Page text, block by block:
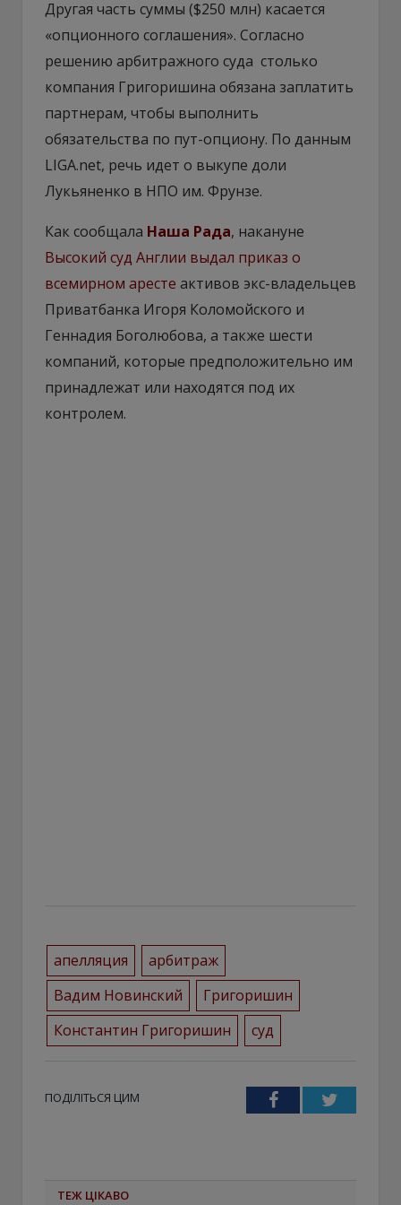
Другая часть суммы ($250 млн) касается
«опционного соглашения». Согласно
решению арбитражного суда столько
компания Григоришина обязана заплатить
партнерам, чтобы выполнить
обязательства по пут-опциону. По данным
LIGA.net, речь идет о выкупе доли
Лукьяненко в НПО им. Фрунзе.
Как сообщала Наша Рада, накануне
Высокий суд Англии выдал приказ о
всемирном аресте активов экс-владельцев
Приватбанка Игоря Коломойского и
Геннадия Боголюбова, а также шести
компаний, которые предположительно им
принадлежат или находятся под их
контролем.
апелляция
арбитраж
Вадим Новинский
Григоришин
Константин Григоришин
суд
ПОДІЛІТЬСЯ ЦИМ FacebookTwitter
ТЕЖ ЦІКАВО